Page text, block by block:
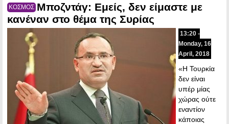
ΚΟΣΜΟΣ Μποζντάγ: Εμείς, δεν είμαστε με
κανέναν στο θέμα της Συρίας
13:20 -
Monday, 16
April, 2018
«Η Τουρκία
δεν είναι
υπέρ μίας
χώρας ούτε
εναντίον
κάποιας